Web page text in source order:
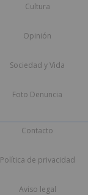
Cultura
Opinión
Sociedad y Vida
Foto Denuncia
Contacto
Política de privacidad
Aviso legal